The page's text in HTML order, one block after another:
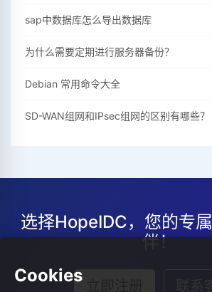
sap中数据库怎么导出数据库
为什么需要定期进行服务器备份？
Debian 常用命令大全
SD-WAN组网和IPsec组网的区别有哪些？
选择HopeIDC，您的专属
伴！
Cookies